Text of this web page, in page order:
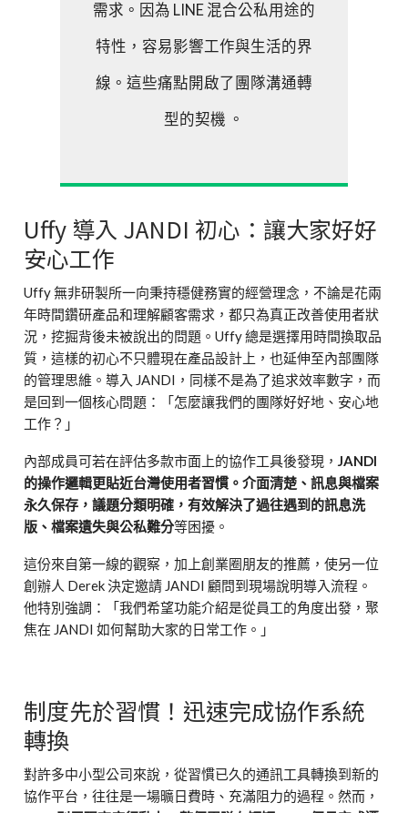
需求。因為 LINE 混合公私用途的
特性，容易影響工作與生活的界
線。這些痛點開啟了團隊溝通轉
型的契機 。
Uffy 導入 JANDI 初心：讓大家好好
安心工作
Uffy 無非研製所一向秉持穩健務實的經營理念，不論是花兩
年時間鑽研產品和理解顧客需求，都只為真正改善使用者狀
況，挖掘背後未被說出的問題。Uffy 總是選擇用時間換取品
質，這樣的初心不只體現在產品設計上，也延伸至內部團隊
的管理思維。導入 JANDI，同樣不是為了追求效率數字，而
是回到一個核心問題：「怎麼讓我們的團隊好好地、安心地
工作？」
內部成員可若在評估多款市面上的協作工具後發現，JANDI
的操作邏輯更貼近台灣使用者習慣。介面清楚、訊息與檔案
永久保存，議題分類明確，有效解決了過往遇到的訊息洗
版、檔案遺失與公私難分等困擾。
這份來自第一線的觀察，加上創業圈朋友的推薦，使另一位
創辦人 Derek 決定邀請 JANDI 顧問到現場說明導入流程。
他特別強調：「我們希望功能介紹是從員工的角度出發，聚
焦在 JANDI 如何幫助大家的日常工作。」
制度先於習慣！迅速完成協作系統
轉換
對許多中小型公司來說，從習慣已久的通訊工具轉換到新的
協作平台，往往是一場曠日費時、充滿阻力的過程。然而，